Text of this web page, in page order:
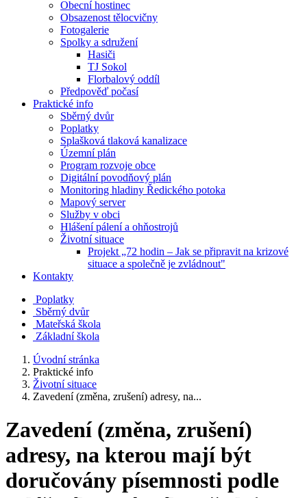
Obecní hostinec
Obsazenost tělocvičny
Fotogalerie
Spolky a sdružení
Hasiči
TJ Sokol
Florbalový oddíl
Předpověď počasí
Praktické info
Sběrný dvůr
Poplatky
Splašková tlaková kanalizace
Územní plán
Program rozvoje obce
Digitální povodňový plán
Monitoring hladiny Ředického potoka
Mapový server
Služby v obci
Hlášení pálení a ohňostrojů
Životní situace
Projekt „72 hodin – Jak se připravit na krizové
situace a společně je zvládnout"
Kontakty
Poplatky
Sběrný dvůr
Mateřská škola
Základní škola
Úvodní stránka
Praktické info
Životní situace
Zavedení (změna, zrušení) adresy, na...
Zavedení (změna, zrušení)
adresy, na kterou mají být
doručovány písemnosti podle